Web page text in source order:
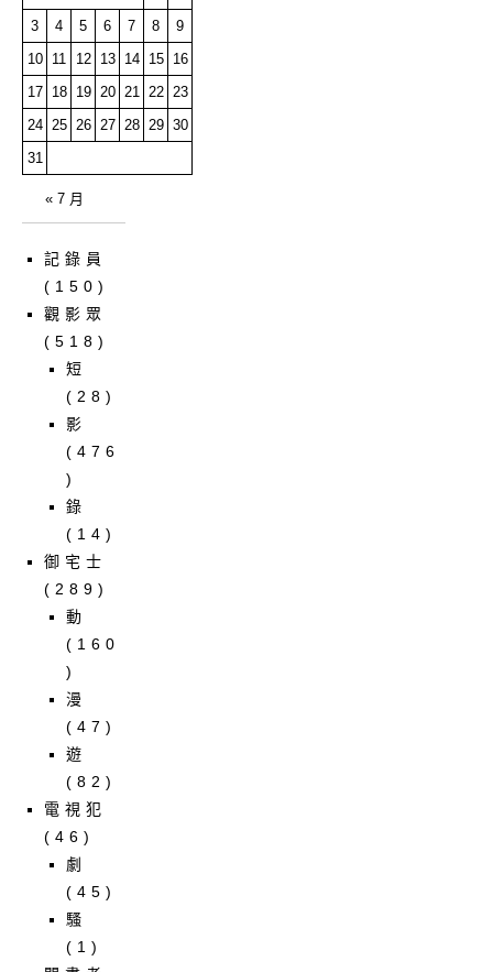
3
4 5 6 7 8
9
10
11 12 13 14 15
16
17
18 19 20 21 22 23
24 25 26 27 28 29 30
31
« 7 月
記錄員
(150)
觀影眾
(518)
短
(28)
影
(476
)
錄
(14)
御宅士
(289)
動
(160
)
漫
(47)
遊
(82)
電視犯
(46)
劇
(45)
騷
(1)